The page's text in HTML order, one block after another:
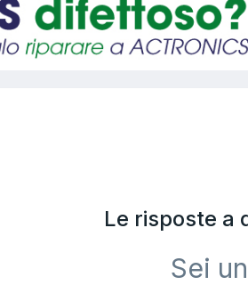
Le risposte a
Sei